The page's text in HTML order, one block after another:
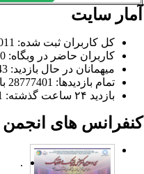
سایت
کل کاربران ثبت شده: 2011 کاربر
کاربران حاضر در وبگاه: 0 کاربر
میهمانان در حال بازدید: 843 کاربر
تمام بازدید‌ها: 28777401 بازدید
بازدید ۲۴ ساعت گذشته: 64681 بازدید
های انجمن
.